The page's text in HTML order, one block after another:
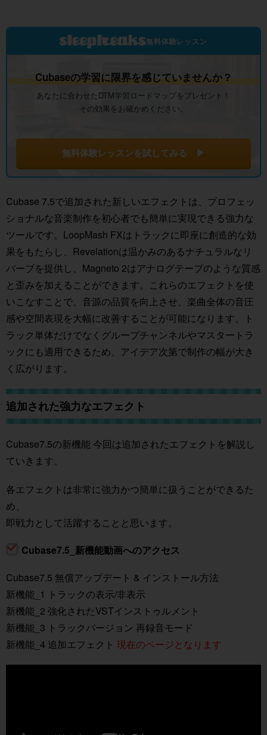
無料体験レッスン
Cubaseの学習に限界を感じていませんか？
あなたに合わせたDTM学習ロードマップをプレゼント！
その効果をお確かめください。
無料体験レッスンを試してみる ▶
Cubase 7.5で追加された新しいエフェクトは、プロフェッ
ショナルな音楽制作を初心者でも簡単に実現できる強力な
ツールです。LoopMash FXはトラックに即座に創造的な効
果をもたらし、Revelationは温かみのあるナチュラルなリ
バーブを提供し、Magneto 2はアナログテープのような質感
と歪みを加えることができます。これらのエフェクトを使
いこなすことで、音源の品質を向上させ、楽曲全体の音圧
感や空間表現を大幅に改善することが可能になります。ト
ラック単体だけでなくグループチャンネルやマスタートラ
ックにも適用できるため、アイデア次第で制作の幅が大き
く広がります。
追加された強力なエフェクト
Cubase7.5の新機能 今回は追加されたエフェクトを解説し
ていきます。
各エフェクトは非常に強力かつ簡単に扱うことができるた
め、
即戦力として活躍することと思います。
Cubase7.5_新機能動画へのアクセス
Cubase7.5 無償アップデート & インストール方法
新機能_1 トラックの表示/非表示
新機能_2 強化されたVSTインストゥルメント
新機能_3 トラックバージョン 再録音モード
新機能_4 追加エフェクト 現在のページとなります